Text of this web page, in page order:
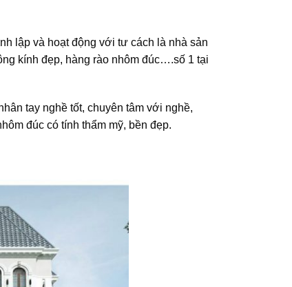
lập và hoạt động với tư cách là nhà sản
kính đẹp, hàng rào nhôm đúc….số 1 tại
tay nghề tốt, chuyên tâm với nghề,
đúc có tính thẩm mỹ, bền đẹp.